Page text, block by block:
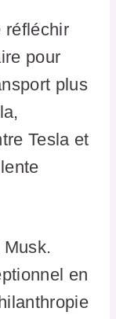
réfléchir
pour
plus
Tesla et
en